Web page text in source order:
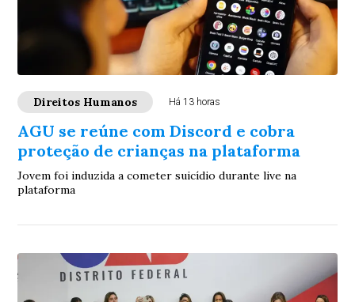
Direitos Humanos Há 13 horas
AGU se reúne com Discord e cobra
proteção de crianças na plataforma
Jovem foi induzida a cometer suicídio durante live na
plataforma